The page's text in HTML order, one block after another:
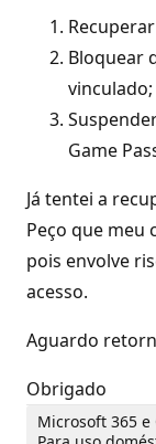
Bloquear
vinculado;
Game
Já tentei a
Peço que meu
pois envolve
acesso.
Aguardo
Obrigado
Microsoft 365